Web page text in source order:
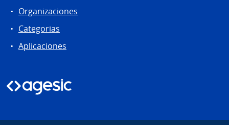
Organizaciones
Categorias
Aplicaciones